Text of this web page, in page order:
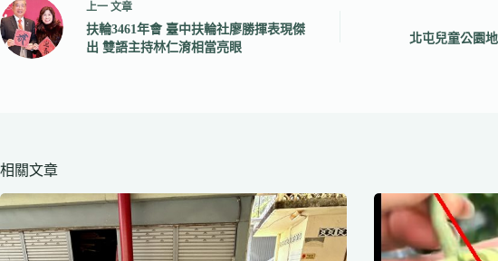
上一 文章
扶輪3461年會 臺中扶輪社廖勝揮表現傑
出 雙語主持林仁淯相當亮眼
北屯兒童公園
相關文章